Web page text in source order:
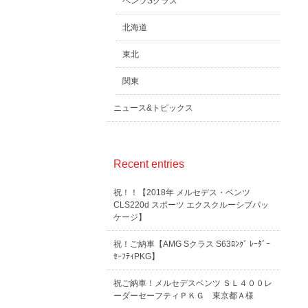
北海道
東北
関東
ニュース&トピックス
Recent entries
祝！！【2018年 メルセデス・ベンツ
CLS220d スポーツ エクスクルーシブパッ
ケージ】
祝！ご納車【AMG Sクラス S63ﾛﾝｸﾞ ﾚｰﾀﾞｰ
ｾｰﾌﾃｨPKG】
祝ご納車！メルセデスベンツ ＳＬ４００レ
ーダーセーフティＰＫＧ 東京都Ａ様